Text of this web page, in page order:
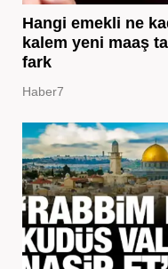
Hangi emekli ne
kalem yeni maaş
fark
Haber7